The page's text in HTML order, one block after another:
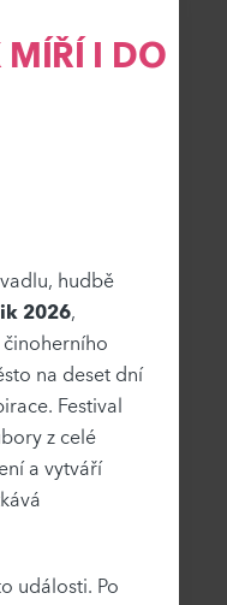
MÍŘÍ I DO
hudbě
2026,
na deset dní
Festival
z celé
a vytváří
události. Po